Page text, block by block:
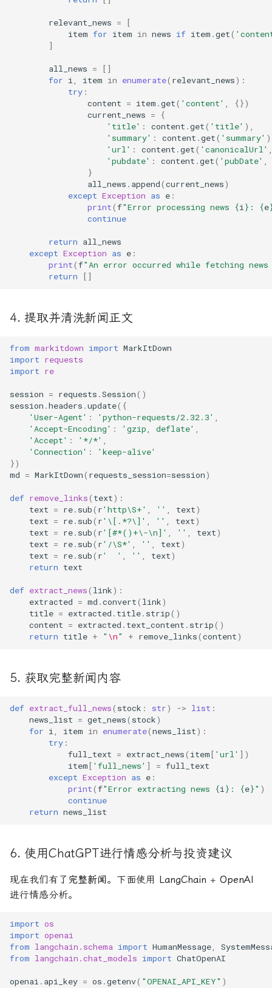
relevant_news =
[
item for item in news if item .get(
]
all_news =
[]
for i, item in enumerate( relevant_news):
try :
content = item .get( 'content' ,
{})
current_news =
{
'title' : content .get( 'title' ),
'summary' : content .get( 'summary'
'url' : content .get( 'canonicalUrl'
'pubdate' : content .get( 'pubDate' ,
}
all_news . append(current_news)
except Exception as e :
print(f"Error processing news {i} : {e
continue
return all_news
except Exception as e :
print(f"An error occurred while fetching
return
[]
4. 提取并清洗新闻正文
from markitdown import MarkItDown
import requests
import re
session = requests .Session()
session .headers .update({
'User-Agent' : 'python-requests/2.32.3' ,
'Accept-Encoding' : 'gzip, deflate' ,
'Accept' : '*/*' ,
'Connection' :
'keep-alive'
})
md = MarkItDown( requests_session=session)
def remove_links( text):
text = re. sub( r'http\S+' , '' , text)
text = re. sub( r'\[.*?\]' , '' , text)
text = re. sub( r'[#*()+\-\n]' , '' , text)
text = re. sub( r'/\S*' , '' , text)
text = re. sub( r'  ' , '' , text)
return text
def extract_news( link):
extracted = md .convert( link)
title = extracted . title. strip()
content = extracted . text_content . strip()
return title + " \n" + remove_links(content)
5. 获取完整新闻内容
def extract_full_news( stock : str) -> list :
news_list = get_news( stock)
for i, item in enumerate(news_list):
try :
full_text = extract_news( item [ 'url' ])
item [ 'full_news' ] = full_text
except Exception as e :
print(f"Error extracting news {i} : {e}" )
continue
return news_list
6. 使用ChatGPT进行情感分析与投资建议
现在我们有了 完整新闻。下面使用 LangChain + OpenAI
进行情感分析。
import os
import openai
from langchain.schema import HumanMessage,
from langchain.chat_models import ChatOpenAI
openai . api_key = os .getenv( "OPENAI_API_KEY" )